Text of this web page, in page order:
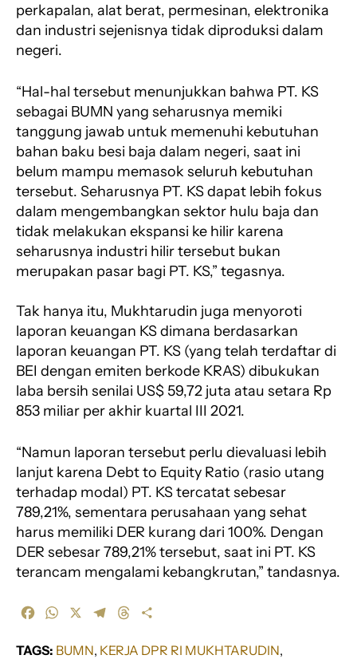
perkapalan, alat berat, permesinan, elektronika
dan industri sejenisnya tidak diproduksi dalam
negeri.
“Hal-hal tersebut menunjukkan bahwa PT. KS
sebagai BUMN yang seharusnya memiki
tanggung jawab untuk memenuhi kebutuhan
bahan baku besi baja dalam negeri, saat ini
belum mampu memasok seluruh kebutuhan
tersebut. Seharusnya PT. KS dapat lebih fokus
dalam mengembangkan sektor hulu baja dan
tidak melakukan ekspansi ke hilir karena
seharusnya industri hilir tersebut bukan
merupakan pasar bagi PT. KS,” tegasnya.
Tak hanya itu, Mukhtarudin juga menyoroti
laporan keuangan KS dimana berdasarkan
laporan keuangan PT. KS (yang telah terdaftar di
BEI dengan emiten berkode KRAS) dibukukan
laba bersih senilai US$ 59,72 juta atau setara Rp
853 miliar per akhir kuartal III 2021.
“Namun laporan tersebut perlu dievaluasi lebih
lanjut karena Debt to Equity Ratio (rasio utang
terhadap modal) PT. KS tercatat sebesar
789,21%, sementara perusahaan yang sehat
harus memiliki DER kurang dari 100%. Dengan
DER sebesar 789,21% tersebut, saat ini PT. KS
terancam mengalami kebangkrutan,” tandasnya.
c
W
a
l
r
a
TAGS: BUMN, KERJA DPR RI MUKHTARUDIN